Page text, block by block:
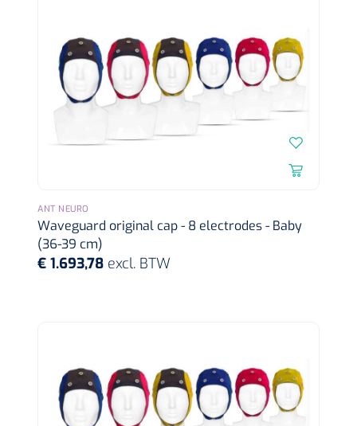
ANT NEURO
Waveguard original cap - 8 electrodes - Baby
(36-39 cm)
€ 1.693,78 excl. BTW